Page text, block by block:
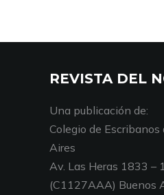
REVISTA DEL
Una publicación de:
Colegio de Escribanos
Aires
Av. Las Heras 1833 –
(C1127AAA) Buenos